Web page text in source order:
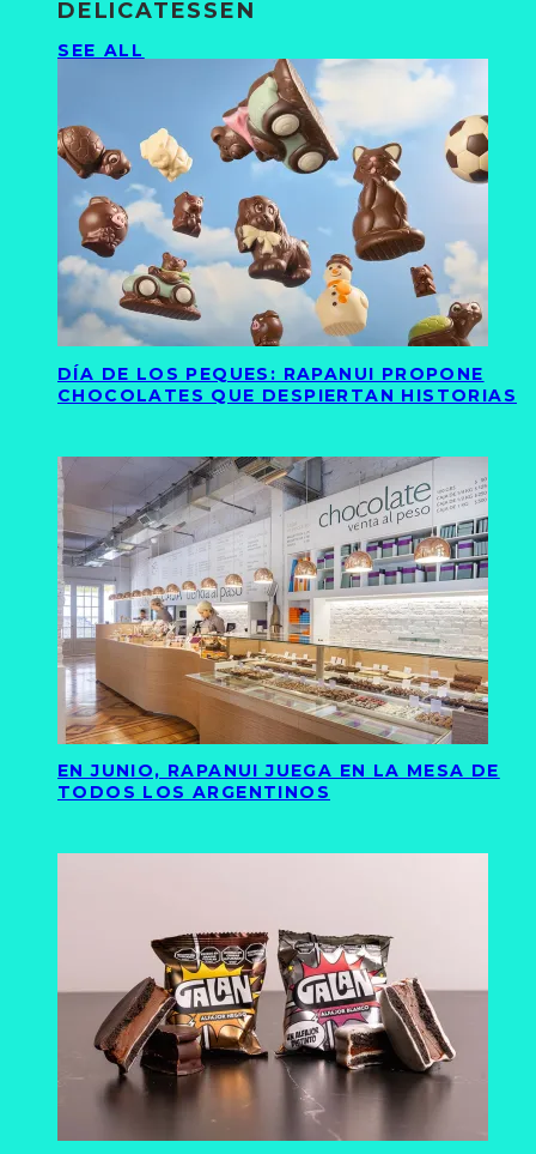
DELICATESSEN
SEE ALL
DÍA DE LOS PEQUES: RAPANUI PROPONE
CHOCOLATES QUE DESPIERTAN HISTORIAS
EN JUNIO, RAPANUI JUEGA EN LA MESA DE
TODOS LOS ARGENTINOS